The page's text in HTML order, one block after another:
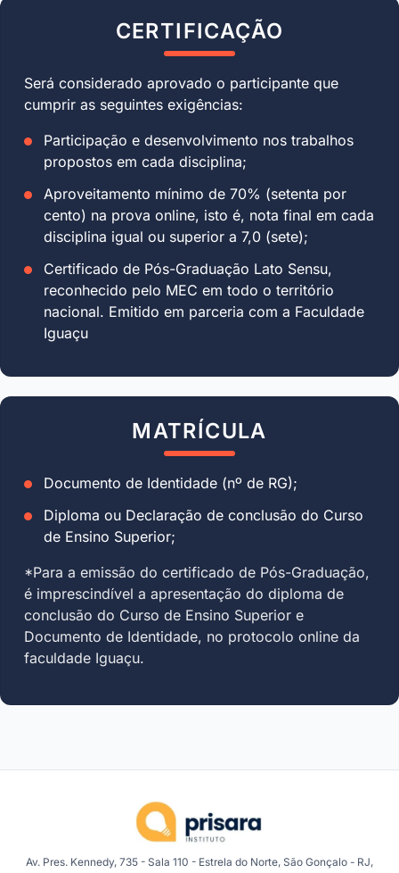
CERTIFICAÇÃO
Será considerado aprovado o participante que
cumprir as seguintes exigências:
Participação e desenvolvimento nos trabalhos
propostos em cada disciplina;
Aproveitamento mínimo de 70% (setenta por
cento) na prova online, isto é, nota final em cada
disciplina igual ou superior a 7,0 (sete);
Certificado de Pós-Graduação Lato Sensu,
reconhecido pelo MEC em todo o território
nacional. Emitido em parceria com a Faculdade
Iguaçu
MATRÍCULA
Documento de Identidade (nº de RG);
Diploma ou Declaração de conclusão do Curso
de Ensino Superior;
*Para a emissão do certificado de Pós-Graduação,
é imprescindível a apresentação do diploma de
conclusão do Curso de Ensino Superior e
Documento de Identidade, no protocolo online da
faculdade Iguaçu.
Av. Pres. Kennedy, 735 - Sala 110 - Estrela do Norte, São Gonçalo - RJ,